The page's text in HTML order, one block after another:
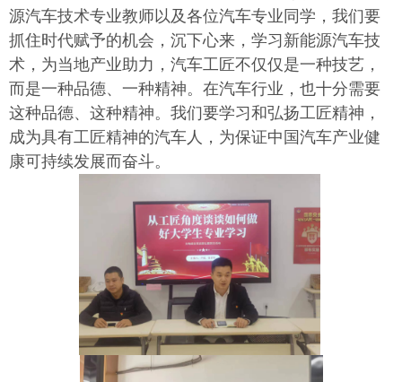
源汽车技术专业教师以及各位汽车专业同学，我们要
抓住时代赋予的机会，沉下心来，学习新能源汽车技
术，为当地产业助力，汽车工匠不仅仅是一种技艺，
而是一种品德、一种精神。在汽车行业，也十分需要
这种品德、这种精神。我们要学习和弘扬工匠精神，
成为具有工匠精神的汽车人，为保证中国汽车产业健
康可持续发展而奋斗。